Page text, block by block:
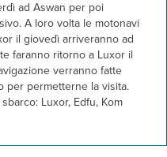
ad Aswan per poi
A loro volta le motonavi
il giovedì arriveranno ad
faranno ritorno a Luxor il
verranno fatte
per permetterne la visita.
Luxor, Edfu, Kom